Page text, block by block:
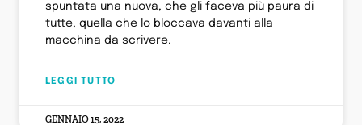
spuntata una nuova, che gli faceva più paura di
tutte, quella che lo bloccava davanti alla
macchina da scrivere.
LEGGI TUTTO
GENNAIO 15, 2022